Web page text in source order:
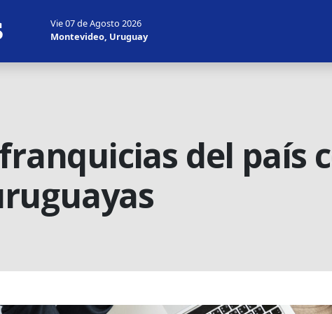
Vie 07 de Agosto 2026
Montevideo, Uruguay
franquicias del país